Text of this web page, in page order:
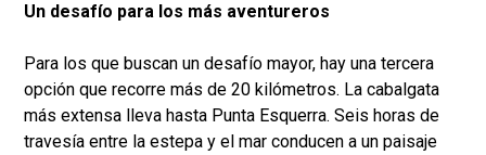
Un desafío para los más aventureros
Para los que buscan un desafío mayor, hay una tercera
opción que recorre más de 20 kilómetros. La cabalgata
más extensa lleva hasta Punta Esquerra. Seis horas de
travesía entre la estepa y el mar conducen a un paisaje